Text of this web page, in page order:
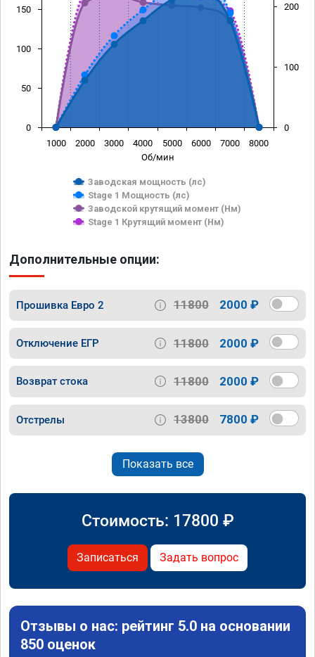
Об/мин
Заводская мощность (лс)
Stage 1 Мощность (лс)
Заводской крутящий момент (Нм)
Stage 1 Крутящий момент (Нм)
1000 2000 3000 4000 5000 6000 7000 8000
0
50
100
150
0
100
200
Дополнительные опции:
Прошивка Евро 2 11800 2000 ₽
Отключение ЕГР 11800 2000 ₽
Возврат стока 11800 2000 ₽
Отстрелы 13800 7800 ₽
Показать все
Стоимость: 17800 ₽
Записаться Задать вопрос
Отзывы о нас: рейтинг 5.0 на основании
850 оценок